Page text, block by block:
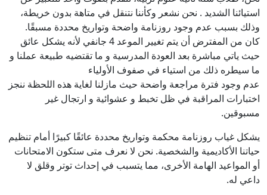
استيائنا الشديد . نحن نشعر وكأننا نتنقل في متاهة بدون خريطة،
وذلك بسبب عدم وجود روزنامة واضحة وتواريخ محددة مسبقًا.
كان من المفترض أن يتم تغيير الموعد 4 جانفي لأنه يشكل عائق
حيث ياتي مباشرة بعد العودة المدرسية و ما تقتضيه طبيعة عملنا و
ما سيطره ذلك من استياء في صفوف الأولياء
عدم وجود فترة مراجعة واضحة حيث مازلنا لغاية هذه اللحظة ننجز
اختبارات المراقبة في ظل تخبط و عشوائية و ارتجال غير
مسبوقين.
يشكل غياب روزنامة محكمة وتواريخ محددة عائقًا كبيرًا أمام تنظيم
حياتنا الأكاديمية والشخصية. نحن لا نعرف متى ستكون الامتحانات
أو المواعيد الهامة الأخرى، مما يتسبب في إحداث توتر وقلق لا
داعي له.